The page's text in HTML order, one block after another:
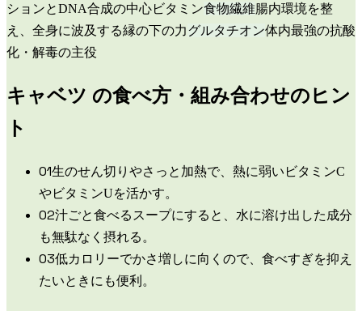
ションとDNA合成の中心ビタミン食物繊維腸内環境を整
え、全身に波及する縁の下の力グルタチオン体内最強の抗酸
化・解毒の主役
キャベツ の食べ方・組み合わせのヒン
ト
01生のせん切りやさっと加熱で、熱に弱いビタミンC
やビタミンUを活かす。
02汁ごと食べるスープにすると、水に溶け出した成分
も無駄なく摂れる。
03低カロリーでかさ増しに向くので、食べすぎを抑え
たいときにも便利。